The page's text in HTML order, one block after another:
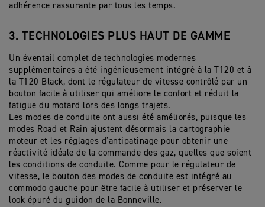
adhérence rassurante par tous les temps.
3. TECHNOLOGIES PLUS HAUT DE GAMME
Un éventail complet de technologies modernes
supplémentaires a été ingénieusement intégré à la T120 et à
la T120 Black, dont le régulateur de vitesse contrôlé par un
bouton facile à utiliser qui améliore le confort et réduit la
fatigue du motard lors des longs trajets.
Les modes de conduite ont aussi été améliorés, puisque les
modes Road et Rain ajustent désormais la cartographie
moteur et les réglages d’antipatinage pour obtenir une
réactivité idéale de la commande des gaz, quelles que soient
les conditions de conduite. Comme pour le régulateur de
vitesse, le bouton des modes de conduite est intégré au
commodo gauche pour être facile à utiliser et préserver le
look épuré du guidon de la Bonneville.